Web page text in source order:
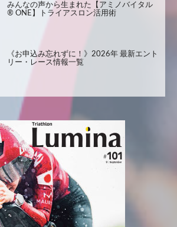
みんなの声から生まれた【アミノバイタル
® ONE】トライアスロン活用術
《お申込み忘れずに！》2026年 最新エント
リー・レース情報一覧